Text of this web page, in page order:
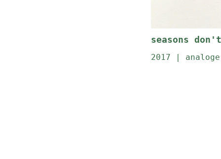
seasons
2017 |